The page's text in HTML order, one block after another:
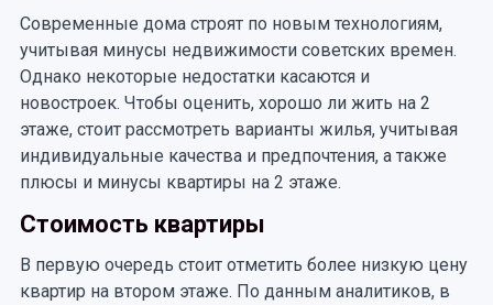
Современные дома строят по новым технологиям,
учитывая минусы недвижимости советских времен.
Однако некоторые недостатки касаются и
новостроек. Чтобы оценить, хорошо ли жить на 2
этаже, стоит рассмотреть варианты жилья, учитывая
индивидуальные качества и предпочтения, а также
плюсы и минусы квартиры на 2 этаже.
Стоимость квартиры
В первую очередь стоит отметить более низкую цену
квартир на втором этаже. По данным аналитиков, в